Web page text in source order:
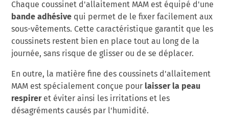
Chaque coussinet d'allaitement MAM est équipé d'une
bande adhésive qui permet de le fixer facilement aux
sous-vêtements. Cette caractéristique garantit que les
coussinets restent bien en place tout au long de la
journée, sans risque de glisser ou de se déplacer.
En outre, la matière fine des coussinets d'allaitement
MAM est spécialement conçue pour laisser la peau
respireret éviter ainsi les irritations et les
désagréments causés par l'humidité.